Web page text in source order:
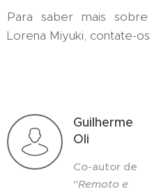
Para saber mais
Lorena Miyuki, contate-
Guilherme
Oli
Co-autor de
"Remoto e